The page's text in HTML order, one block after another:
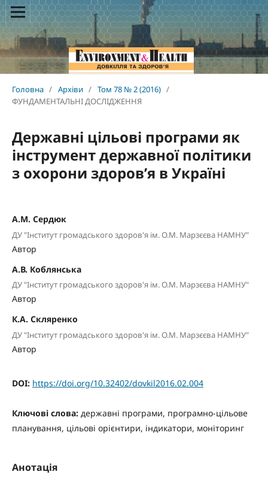
Головна / Архіви / Том 78 № 2 (2016) /
ФУНДАМЕНТАЛЬНІ ДОСЛІДЖЕННЯ
Державні цільові програми як
інструмент державної політики
з охорони здоров’я в Україні
А.М. Сердюк
ДУ "Інститут громадського здоров'я ім. О.М. Марзєєва НАМНУ"
Автор
А.В. Коблянська
ДУ "Інститут громадського здоров'я ім. О.М. Марзєєва НАМНУ"
Автор
К.А. Скляренко
ДУ "Інститут громадського здоров'я ім. О.М. Марзєєва НАМНУ"
Автор
DOI: https://doi.org/10.32402/dovkil2016.02.004
Ключові слова: державні програми, програмно-цільове
планування, цільові орієнтири, індикатори, моніторинг
Анотація